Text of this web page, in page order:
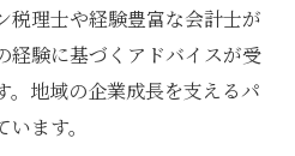
税理士や経験豊富な会計士が
経験に基づくアドバイスが受
。地域の企業成長を支えるパ
ます。